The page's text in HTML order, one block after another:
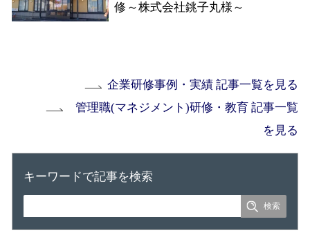
修～株式会社銚子丸様～
企業研修事例・実績 記事一覧を見る
管理職(マネジメント)研修・教育 記事一覧
を見る
キーワードで記事を検索